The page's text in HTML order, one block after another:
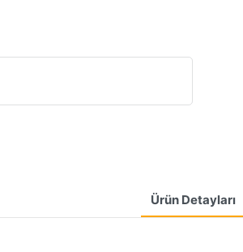
Ürün Detayları